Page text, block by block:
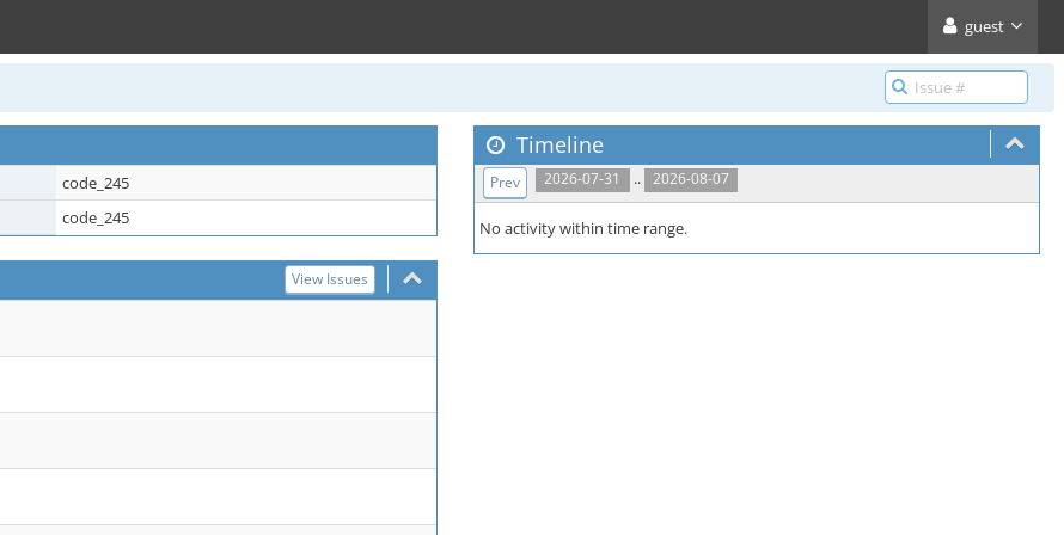
guest
code_245
code_245
View Issues
Timeline
2026-07-31 .. 2026-08-07
Prev
No activity within time range.